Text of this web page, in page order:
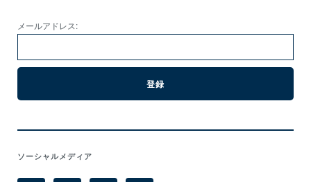
メールアドレス:
ソーシャルメディア